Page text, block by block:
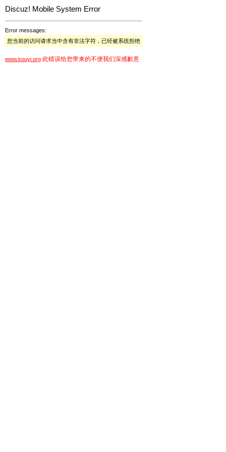
Discuz! Mobile System Error
Error messages:
您当前的访问请求当中含有非法字符，已经被系统拒绝
www.kouyi.org 此错误给您带来的不便我们深感歉意